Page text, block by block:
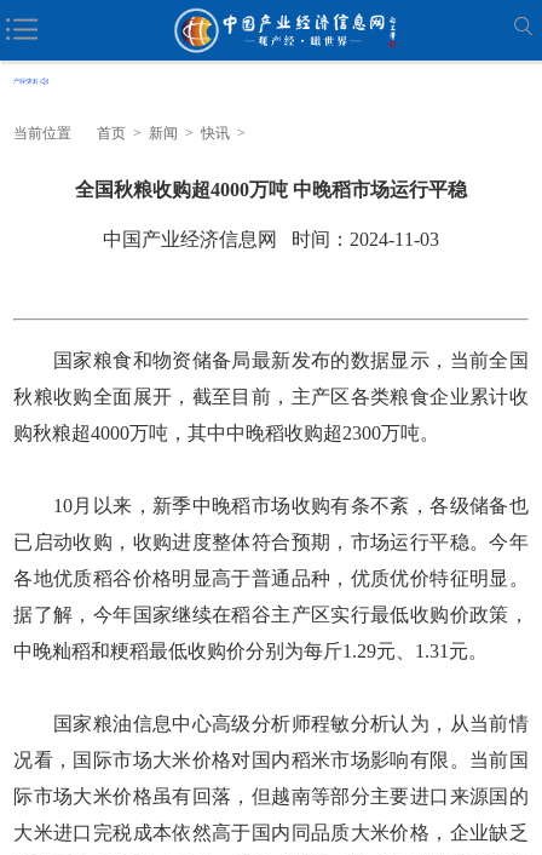
当前位置 首页 > 新闻 > 快讯 >
全国秋粮收购超4000万吨 中晚稻市场运行平稳
中国产业经济信息网 时间：2024-11-03
国家粮食和物资储备局最新发布的数据显示，当前全国
秋粮收购全面展开，截至目前，主产区各类粮食企业累计收
购秋粮超4000万吨，其中中晚稻收购超2300万吨。
10月以来，新季中晚稻市场收购有条不紊，各级储备也
已启动收购，收购进度整体符合预期，市场运行平稳。今年
各地优质稻谷价格明显高于普通品种，优质优价特征明显。
据了解，今年国家继续在稻谷主产区实行最低收购价政策，
中晚籼稻和粳稻最低收购价分别为每斤1.29元、1.31元。
国家粮油信息中心高级分析师程敏分析认为，从当前情
况看，国际市场大米价格对国内稻米市场影响有限。当前国
际市场大米价格虽有回落，但越南等部分主要进口来源国的
大米进口完税成本依然高于国内同品质大米价格，企业缺乏